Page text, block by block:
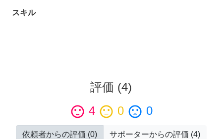
スキル
評価 (4)
sentiment_satisfied 4 sentiment_neutral 0 sentiment_dissatisfied 0
依頼者からの評価 (0) サポーターからの評価 (4)